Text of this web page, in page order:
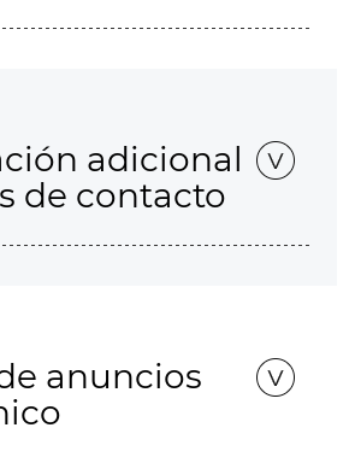
adicional
de contacto
anuncios